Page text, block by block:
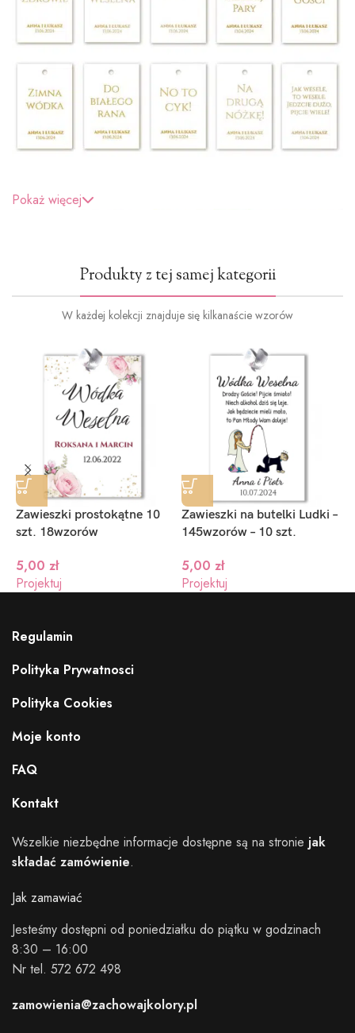
Pokaż więcej
Produkty z tej samej kategorii
W każdej kolekcji znajduje się kilkanaście wzorów
Zawieszki prostokątne 10
szt. 18wzorów
5,00 zł
Projektuj
Zawieszki na butelki Ludki –
145wzorów – 10 szt.
5,00 zł
Projektuj
Regulamin
Polityka Prywatnosci
Polityka Cookies
Moje konto
FAQ
Kontakt
Wszelkie niezbędne informacje dostępne są na stronie jak
składać zamówienie.
Jak zamawiać
Jesteśmy dostępni od poniedziałku do piątku w godzinach
8:30 – 16:00
Nr tel. 572 672 498
zamowienia@zachowajkolory.pl